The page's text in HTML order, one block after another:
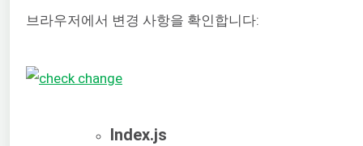
브라우저에서 변경 사항을 확인합니다:
Index.js